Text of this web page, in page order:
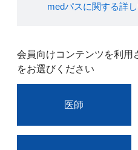
medパスに関する詳
会員向けコンテンツを利用
をお選びください
医師